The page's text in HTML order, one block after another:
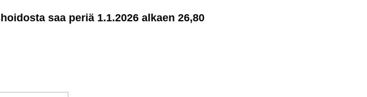
saa pe­riä 1.1.2026 al­kaen 26,80